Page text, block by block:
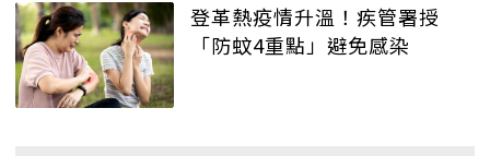
登革熱疫情升溫！疾管署授
「防蚊4重點」避免感染